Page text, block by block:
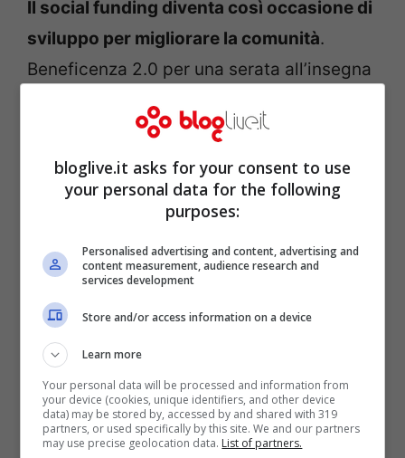
Il social funding diventa così occasione di
sviluppo per migliorare la comunità.
Beneficenza 2.0 per una serata all’insegna
con degustazioni gastronomiche affidate
ai ragazzi della Scuola Alberghiera
Amerigo Vespucci, per i primi 400 social
addicted che aderiranno all’iniziativa.
progetto di solidarietà che trasforma i
social media in agorà dove confrontarsi
per intervenire concretamente al
miglioramento sociale.
bloglive.it asks for your consent to use
your personal data for the following
purposes:
Personalised advertising and content, advertising and
content measurement, audience research and
services development
Store and/or access information on a device
Learn more
Your personal data will be processed and information from
your device (cookies, unique identifiers, and other device
data) may be stored by, accessed by and shared with 319
partners, or used specifically by this site. We and our partners
may use precise geolocation data. List of partners.